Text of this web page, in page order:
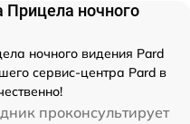
ночного
ночного видения Pard
сервис-центра Pard в
проконсультирует